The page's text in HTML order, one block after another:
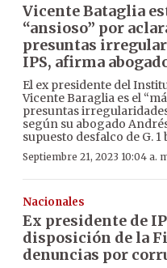
Vicente Bataglia
“ansioso” por
presuntas
IPS, afirma
El ex presidente del
Vicente Baraglia es el
presuntas
según su abogado
supuesto desfalco de G. 1
Septiembre 21, 2023 10:04 a.
Nacionales
Ex presidente de
disposición de la
denuncias por